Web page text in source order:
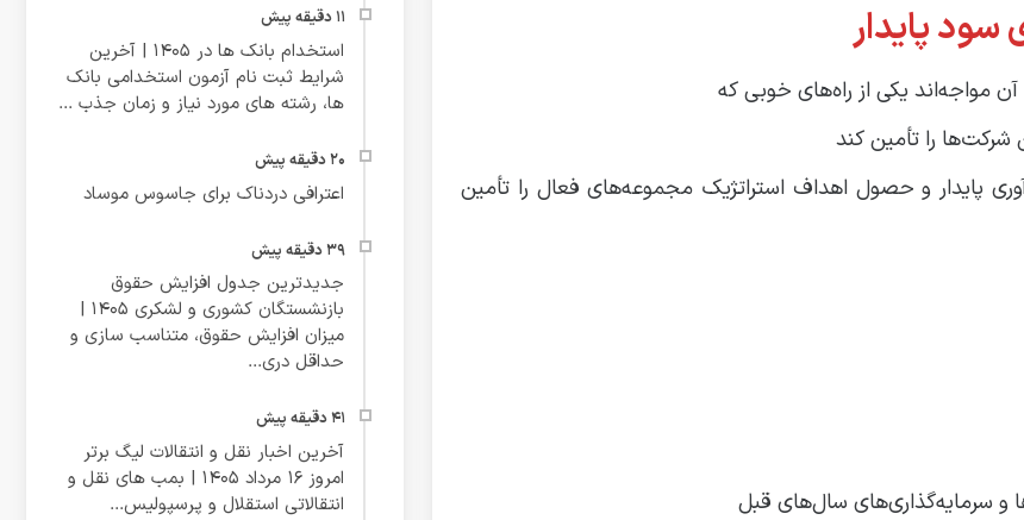
سود پایدار
مواجه‌اند یکی از راه‌های خوبی که
شرکت‌ها را تأمین کند
پایدار و حصول اهداف استراتژیک مجموعه‌های فعال را تأمین
و سرمایه‌گذاری‌های سال‌های قبل
استخدام بانک ها در ۱۴۰۵ | آخرین
شرایط ثبت نام آزمون استخدامی بانک
ها، رشته های مورد نیاز و زمان جذب ...
اعترافی دردناک برای جاسوس موساد
جدیدترین جدول افزایش حقوق
بازنشستگان کشوری و لشکری ۱۴۰۵ |
میزان افزایش حقوق، متناسب سازی و
حداقل دری...
آخرین اخبار نقل و انتقالات لیگ برتر
امروز 16 مرداد 1405 | بمب های نقل و
انتقالاتی استقلال و پرسپولیس...